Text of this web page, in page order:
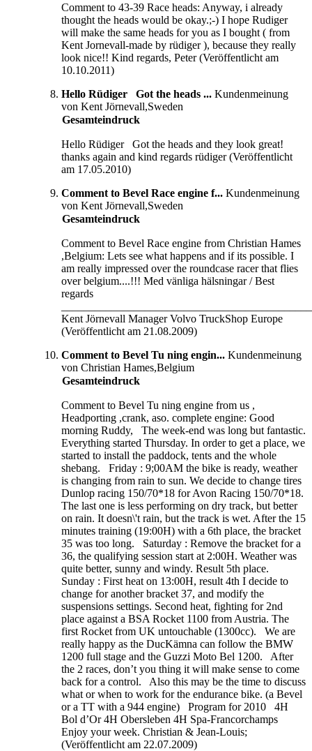
Comment to 43-39 Race heads: Anyway, i already
thought the heads would be okay.;-) I hope Rudiger
will make the same heads for you as I bought ( from
Kent Jornevall-made by rüdiger ), because they really
look nice!! Kind regards, Peter (Veröffentlicht am
10.10.2011)
Hello Rüdiger Got the heads ... Kundenmeinung
von Kent Jörnevall,Sweden
Gesamteindruck
Hello Rüdiger Got the heads and they look great!
thanks again and kind regards rüdiger (Veröffentlicht
am 17.05.2010)
Comment to Bevel Race engine f... Kundenmeinung
von Kent Jörnevall,Sweden
Gesamteindruck
Comment to Bevel Race engine from Christian Hames
,Belgium: Lets see what happens and if its possible. I
am really impressed over the roundcase racer that flies
over belgium....!!! Med vänliga hälsningar / Best
regards
Kent Jörnevall Manager Volvo TruckShop Europe
(Veröffentlicht am 21.08.2009)
Comment to Bevel Tu ning engin... Kundenmeinung
von Christian Hames,Belgium
Gesamteindruck
Comment to Bevel Tu ning engine from us ,
Headporting ,crank, aso. complete engine: Good
morning Ruddy, The week-end was long but fantastic.
Everything started Thursday. In order to get a place, we
started to install the paddock, tents and the whole
shebang. Friday : 9;00AM the bike is ready, weather
is changing from rain to sun. We decide to change tires
Dunlop racing 150/70*18 for Avon Racing 150/70*18.
The last one is less performing on dry track, but better
on rain. It doesn\'t rain, but the track is wet. After the 15
minutes training (19:00H) with a 6th place, the bracket
35 was too long. Saturday : Remove the bracket for a
36, the qualifying session start at 2:00H. Weather was
quite better, sunny and windy. Result 5th place.
Sunday : First heat on 13:00H, result 4th I decide to
change for another bracket 37, and modify the
suspensions settings. Second heat, fighting for 2nd
place against a BSA Rocket 1100 from Austria. The
first Rocket from UK untouchable (1300cc). We are
really happy as the DucKämna can follow the BMW
1200 full stage and the Guzzi Moto Bel 1200. After
the 2 races, don’t you thing it will make sense to come
back for a control. Also this may be the time to discuss
what or when to work for the endurance bike. (a Bevel
or a TT with a 944 engine) Program for 2010 4H
Bol d’Or 4H Obersleben 4H Spa-Francorchamps
Enjoy your week. Christian & Jean-Louis;
(Veröffentlicht am 22.07.2009)